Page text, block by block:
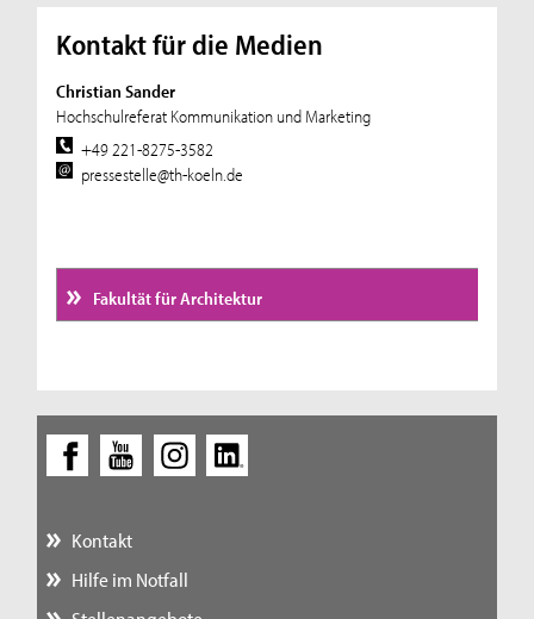
Kontakt für die Medien
Christian Sander
Hochschulreferat Kommunikation und Marketing
+49 221-8275-3582
pressestelle@th-koeln.de
Fakultät für Architektur
Kontakt
Hilfe im Notfall